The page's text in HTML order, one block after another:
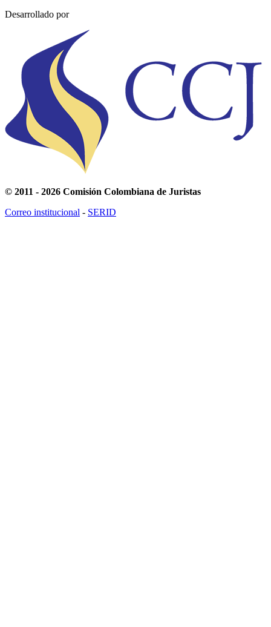
Desarrollado por
© 2011 - 2026 Comisión Colombiana de Juristas
Correo institucional - SERID